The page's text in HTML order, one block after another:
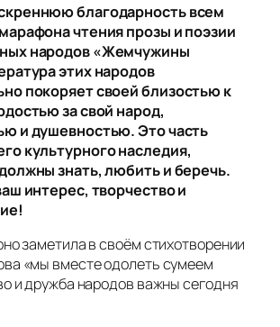
благодарность всем
чтения прозы и поэзии
народов «Жемчужины
этих народов
покоряет своей близостью к
за свой народ,
и душевностью. Это часть
культурного наследия,
знать, любить и беречь.
интерес, творчество и
заметила в своём стихотворении
«мы вместе одолеть сумеем
и дружба народов важны сегодня